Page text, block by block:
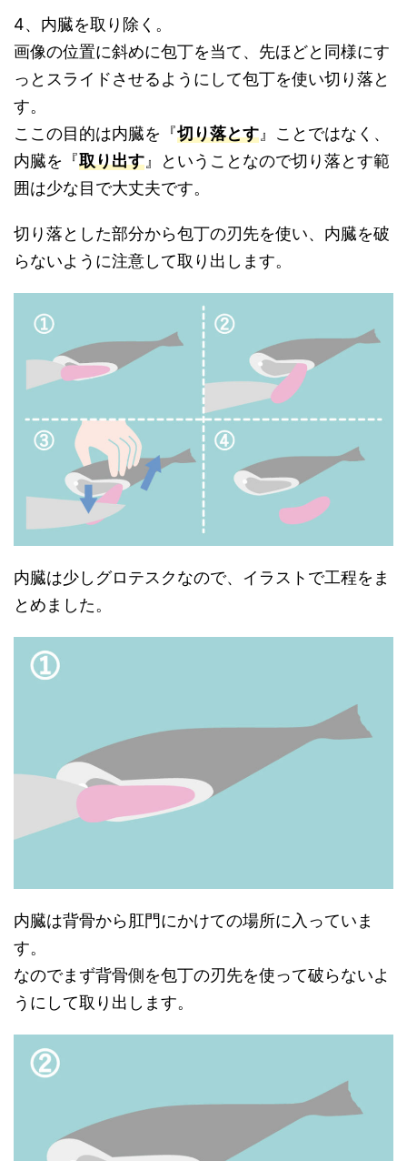
4、内臓を取り除く。
画像の位置に斜めに包丁を当て、先ほどと同様にす
っとスライドさせるようにして包丁を使い切り落と
す。
ここの目的は内臓を『切り落とす 』ことではなく、
内臓を『取り出す 』ということなので切り落とす範
囲は少な目で大丈夫です。
切り落とした部分から包丁の刃先を使い、内臓を破
らないように注意して取り出します。
内臓は少しグロテスクなので、イラストで工程をま
とめました。
内臓は背骨から肛門にかけての場所に入っていま
す。
なのでまず背骨側を包丁の刃先を使って破らないよ
うにして取り出します。